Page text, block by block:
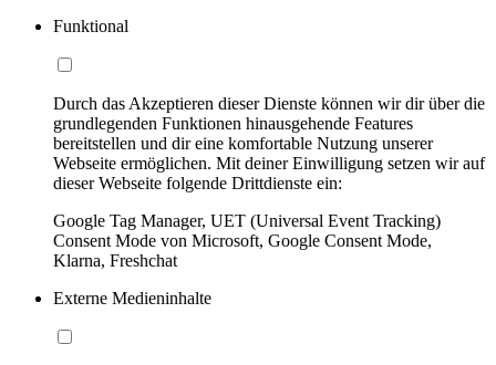
Funktional
Durch das Akzeptieren dieser Dienste können wir dir über die
grundlegenden Funktionen hinausgehende Features
bereitstellen und dir eine komfortable Nutzung unserer
Webseite ermöglichen. Mit deiner Einwilligung setzen wir auf
dieser Webseite folgende Drittdienste ein:
Google Tag Manager, UET (Universal Event Tracking)
Consent Mode von Microsoft, Google Consent Mode,
Klarna, Freshchat
Externe Medieninhalte